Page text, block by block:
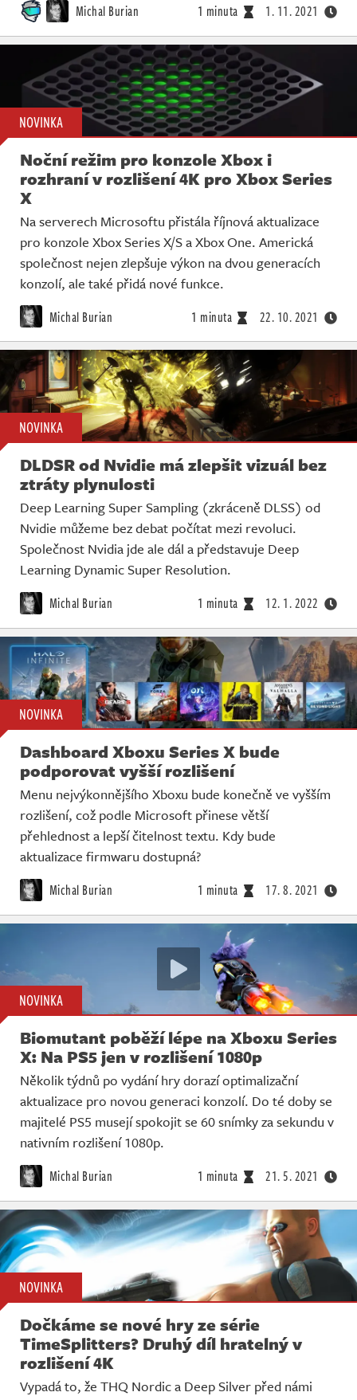
Michal Burian 1 minuta 1. 11. 2021
NOVINKA
Noční režim pro konzole Xbox i
rozhraní v rozlišení 4K pro Xbox Series
X
Na serverech Microsoftu přistála říjnová aktualizace
pro konzole Xbox Series X/S a Xbox One. Americká
společnost nejen zlepšuje výkon na dvou generacích
konzolí, ale také přidá nové funkce.
Michal Burian 1 minuta 22. 10. 2021
NOVINKA
DLDSR od Nvidie má zlepšit vizuál bez
ztráty plynulosti
Deep Learning Super Sampling (zkráceně DLSS) od
Nvidie můžeme bez debat počítat mezi revoluci.
Společnost Nvidia jde ale dál a představuje Deep
Learning Dynamic Super Resolution.
Michal Burian 1 minuta 12. 1. 2022
NOVINKA
Dashboard Xboxu Series X bude
podporovat vyšší rozlišení
Menu nejvýkonnějšího Xboxu bude konečně ve vyšším
rozlišení, což podle Microsoft přinese větší
přehlednost a lepší čitelnost textu. Kdy bude
aktualizace firmwaru dostupná?
Michal Burian 1 minuta 17. 8. 2021
NOVINKA
Biomutant poběží lépe na Xboxu Series
X: Na PS5 jen v rozlišení 1080p
Několik týdnů po vydání hry dorazí optimalizační
aktualizace pro novou generaci konzolí. Do té doby se
majitelé PS5 musejí spokojit se 60 snímky za sekundu v
nativním rozlišení 1080p.
Michal Burian 1 minuta 21. 5. 2021
NOVINKA
Dočkáme se nové hry ze série
TimeSplitters? Druhý díl hratelný v
rozlišení 4K
Vypadá to, že THQ Nordic a Deep Silver před námi